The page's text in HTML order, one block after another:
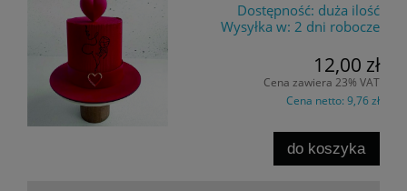
Dostępność: duża ilość
Wysyłka w: 2 dni robocze
12,00 zł
Cena zawiera 23% VAT
Cena netto: 9,76 zł
do koszyka